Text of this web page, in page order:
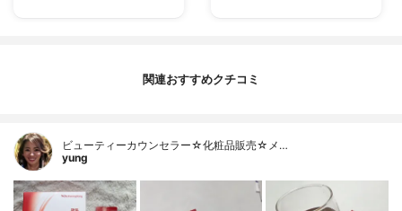
関連おすすめクチコミ
ビューティーカウンセラー☆化粧品販売☆メ…
yung